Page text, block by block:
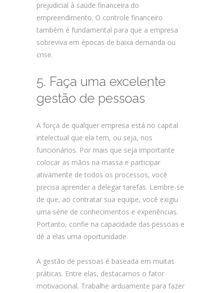
prejudicial à saúde financeira do
empreendimento. O controle financeiro
também é fundamental para que a empresa
sobreviva em épocas de baixa demanda ou
crise.
5. Faça uma excelente
gestão de pessoas
A força de qualquer empresa está no capital
intelectual que ela tem, ou seja, nos
funcionários. Por mais que seja importante
colocar as mãos na massa e participar
ativamente de todos os processos, você
precisa aprender a delegar tarefas. Lembre-se
de que, ao contratar sua equipe, você exigiu
uma série de conhecimentos e experiências.
Portanto, confie na capacidade das pessoas e
dê a elas uma oportunidade.
A gestão de pessoas é baseada em muitas
práticas. Entre elas, destacamos o fator
motivacional. Trabalhe arduamente para fazer